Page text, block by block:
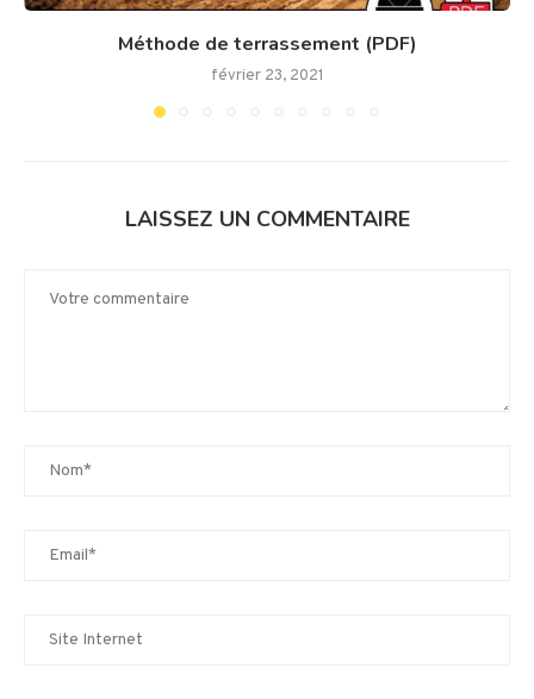
Méthode de terrassement (PDF)
février 23, 2021
LAISSEZ UN COMMENTAIRE